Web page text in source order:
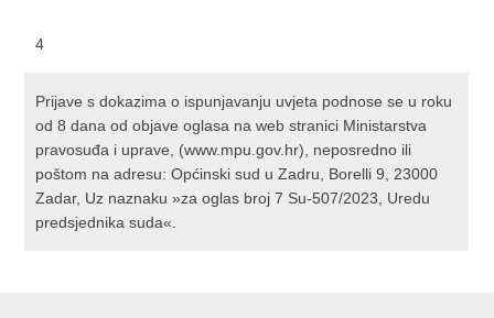
4
Prijave s dokazima o ispunjavanju uvjeta podnose se u roku
od 8 dana od objave oglasa na web stranici Ministarstva
pravosuđa i uprave, (www.mpu.gov.hr), neposredno ili
poštom na adresu: Općinski sud u Zadru, Borelli 9, 23000
Zadar, Uz naznaku »za oglas broj 7 Su-507/2023, Uredu
predsjednika suda«.